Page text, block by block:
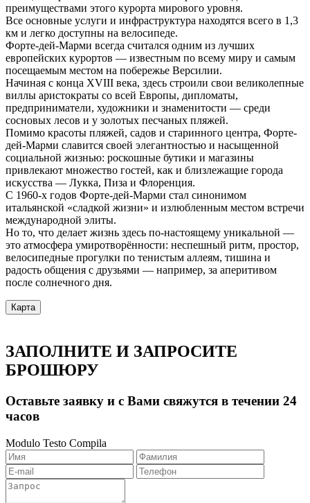
преимуществами этого курорта мирового уровня.
Все основные услуги и инфраструктура находятся всего в 1,3
км и легко доступны на велосипеде.
Форте-дей-Марми всегда считался одним из лучших
европейских курортов — известным по всему миру и самым
посещаемым местом на побережье Версилии.
Начиная с конца XVIII века, здесь строили свои великолепные
виллы аристократы со всей Европы, дипломаты,
предприниматели, художники и знаменитости — среди
сосновых лесов и у золотых песчаных пляжей.
Помимо красоты пляжей, садов и старинного центра, Форте-
дей-Марми славится своей элегантностью и насыщенной
социальной жизнью: роскошные бутики и магазины
привлекают множество гостей, как и близлежащие города
искусства — Лукка, Пиза и Флоренция.
С 1960-х годов Форте-дей-Марми стал синонимом
итальянской «сладкой жизни» и излюбленным местом встречи
международной элиты.
Но то, что делает жизнь здесь по-настоящему уникальной —
это атмосфера умиротворённости: неспешный ритм, простор,
велосипедные прогулки по тенистым аллеям, тишина и
радость общения с друзьями — например, за аперитивом
после солнечного дня.
Карта
ЗАПОЛНИТЕ И ЗАПРОСИТЕ
БРОШЮРУ
Оставьте заявку и с Вами свяжутся в течении 24
часов
Modulo Testo Compila